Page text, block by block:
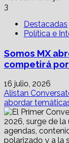
3
Destacadas
Política e
Somos MX
competirá
16 julio, 2026
Alistan
abordar